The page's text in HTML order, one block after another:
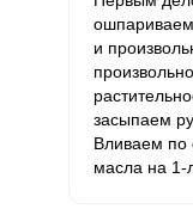
С
Витамин
D
Витамин
E
и
засыпаем
Вливаем по
масла на 1-
ВХОД НА
1 ИЗ 8
Сообщить об